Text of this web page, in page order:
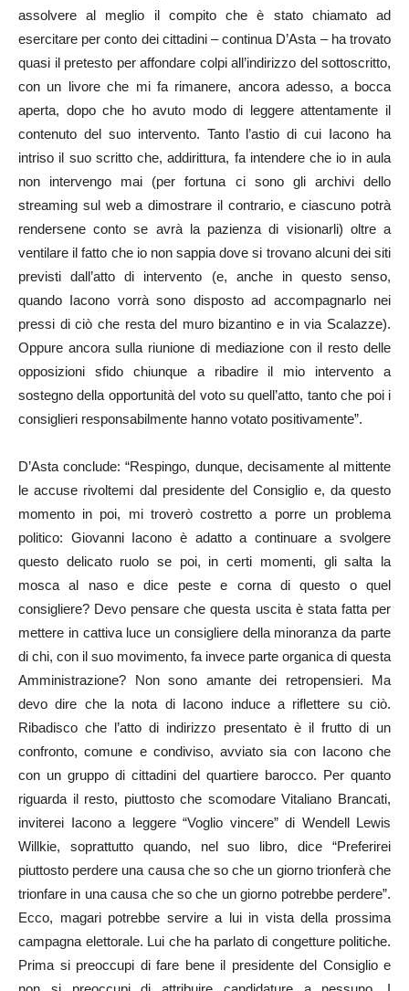
assolvere al meglio il compito che è stato chiamato ad
esercitare per conto dei cittadini – continua D’Asta – ha trovato
quasi il pretesto per affondare colpi all’indirizzo del sottoscritto,
con un livore che mi fa rimanere, ancora adesso, a bocca
aperta, dopo che ho avuto modo di leggere attentamente il
contenuto del suo intervento. Tanto l’astio di cui Iacono ha
intriso il suo scritto che, addirittura, fa intendere che io in aula
non intervengo mai (per fortuna ci sono gli archivi dello
streaming sul web a dimostrare il contrario, e ciascuno potrà
rendersene conto se avrà la pazienza di visionarli) oltre a
ventilare il fatto che io non sappia dove si trovano alcuni dei siti
previsti dall’atto di intervento (e, anche in questo senso,
quando Iacono vorrà sono disposto ad accompagnarlo nei
pressi di ciò che resta del muro bizantino e in via Scalazze).
Oppure ancora sulla riunione di mediazione con il resto delle
opposizioni sfido chiunque a ribadire il mio intervento a
sostegno della opportunità del voto su quell’atto, tanto che poi i
consiglieri responsabilmente hanno votato positivamente”.
D’Asta conclude: “Respingo, dunque, decisamente al mittente
le accuse rivoltemi dal presidente del Consiglio e, da questo
momento in poi, mi troverò costretto a porre un problema
politico: Giovanni Iacono è adatto a continuare a svolgere
questo delicato ruolo se poi, in certi momenti, gli salta la
mosca al naso e dice peste e corna di questo o quel
consigliere? Devo pensare che questa uscita è stata fatta per
mettere in cattiva luce un consigliere della minoranza da parte
di chi, con il suo movimento, fa invece parte organica di questa
Amministrazione? Non sono amante dei retropensieri. Ma
devo dire che la nota di Iacono induce a riflettere su ciò.
Ribadisco che l’atto di indirizzo presentato è il frutto di un
confronto, comune e condiviso, avviato sia con Iacono che
con un gruppo di cittadini del quartiere barocco. Per quanto
riguarda il resto, piuttosto che scomodare Vitaliano Brancati,
inviterei Iacono a leggere “Voglio vincere” di Wendell Lewis
Willkie, soprattutto quando, nel suo libro, dice “Preferirei
piuttosto perdere una causa che so che un giorno trionferà che
trionfare in una causa che so che un giorno potrebbe perdere”.
Ecco, magari potrebbe servire a lui in vista della prossima
campagna elettorale. Lui che ha parlato di congetture politiche.
Prima si preoccupi di fare bene il presidente del Consiglio e